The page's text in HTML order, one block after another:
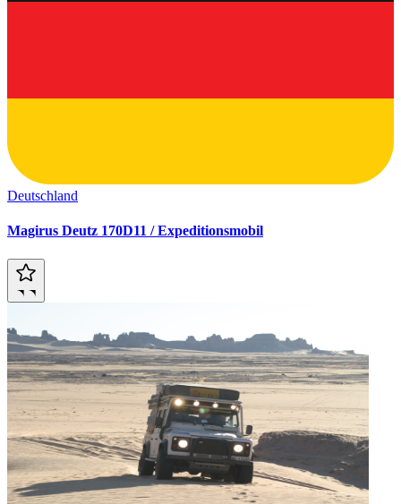
Deutschland
Magirus Deutz 170D11 / Expeditionsmobil